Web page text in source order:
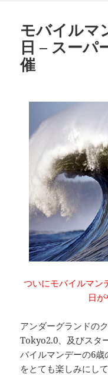
モバイルマ
日 – スーパ
催
ついにモバイルマン
日
アンダーグランドの
Tokyo2.0、及びスタ
バイルマンデーの6歳
をとても楽しみにし